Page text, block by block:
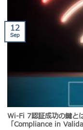
Wi-Fi 7認証成功の鍵と
「Compliance in
12
Sep